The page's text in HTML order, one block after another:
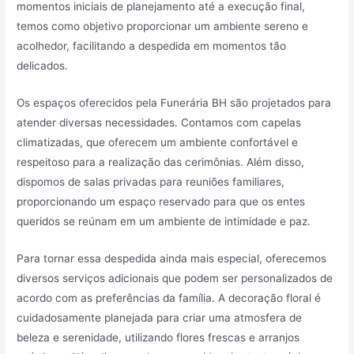
momentos iniciais de planejamento até a execução final,
temos como objetivo proporcionar um ambiente sereno e
acolhedor, facilitando a despedida em momentos tão
delicados.
Os espaços oferecidos pela Funerária BH são projetados para
atender diversas necessidades. Contamos com capelas
climatizadas, que oferecem um ambiente confortável e
respeitoso para a realização das cerimônias. Além disso,
dispomos de salas privadas para reuniões familiares,
proporcionando um espaço reservado para que os entes
queridos se reúnam em um ambiente de intimidade e paz.
Para tornar essa despedida ainda mais especial, oferecemos
diversos serviços adicionais que podem ser personalizados de
acordo com as preferências da família. A decoração floral é
cuidadosamente planejada para criar uma atmosfera de
beleza e serenidade, utilizando flores frescas e arranjos